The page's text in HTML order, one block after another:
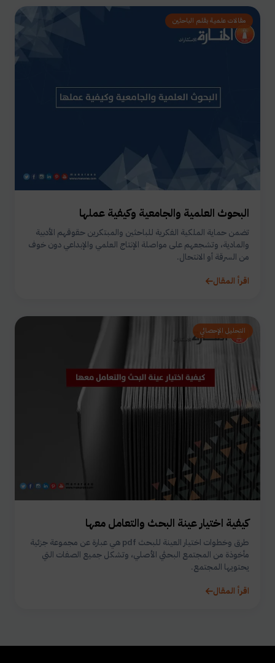
مقالات علمية بقلم الباحثين
البحوث العلمية والجامعية وكيفية عملها
تضمن حماية الملكية الفكرية للباحثين والمبتكرين حقوقهم الأدبية
والمادية، وتشجعهم على مواصلة الإنتاج العلمي والإبداعي دون خوف
من السرقة أو الانتحال.
اقرأ المقال
التحليل الإحصائي
كيفية اختيار عينة البحث والتعامل معها
طرق وخطوات اختيار العينة للبحث pdf هي عبارة عن مجموعة جزئية
مأخوذة من المجتمع البحثي الأصلي، وتشكل جميع الصفات التي
يحتويها المجتمع.
اقرأ المقال